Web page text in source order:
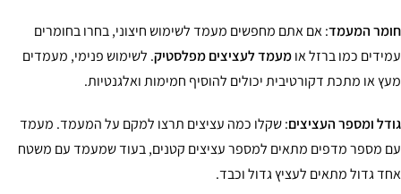
המעמד: אם אתם מחפשים מעמד לשימוש חיצוני, בחרו בחומרים
כמו ברזל אומעמד לעציצים מפלסטיק. לשימוש פנימי, מעמדים
או מתכת דקורטיבית יכולים להוסיף חמימות ואלגנטיות.
ומספר העציצים: שקלו כמה עציצים תרצו למקם על המעמד. מעמד
מספר מדפים מתאים למספר עציצים קטנים, בעוד שמעמד עם משטח
גדול מתאים לעציץ גדול וכבד.